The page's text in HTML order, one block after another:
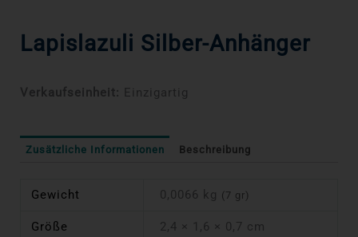
Lapislazuli Silber-Anhänger
Verkaufseinheit: Einzigartig
Zusätzliche Informationen Beschreibung
Gewicht 0,0066 kg (7 gr)
Größe 2,4 × 1,6 × 0,7 cm